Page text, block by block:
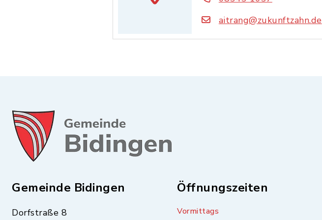
aitrang@zukunftzahn.de
Gemeinde Bidingen
Dorfstraße 8
Öffnungszeiten
Vormittags